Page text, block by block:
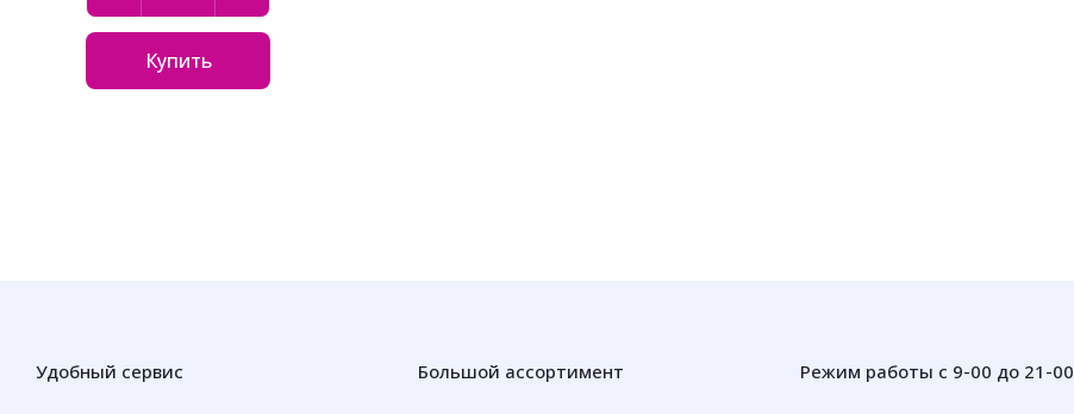
Купить
Удобный сервис Большой ассортимент Режим работы с 9-00 до 21-00